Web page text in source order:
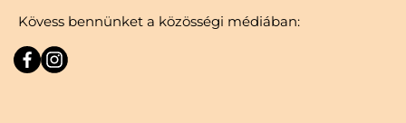
Kövess bennünket a közösségi médiában: